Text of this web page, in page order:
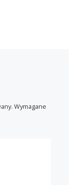
Wymagane